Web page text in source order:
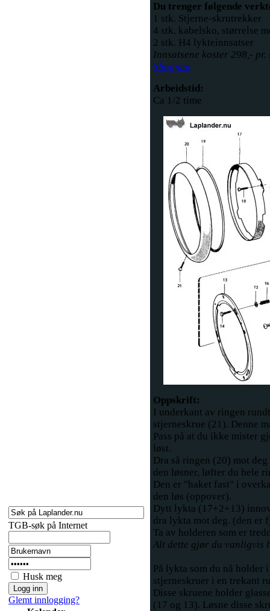
TGB-søk på Internet
Husk meg
Glemt innlogging?
Du trenger følgende
1 stk. Stjerne-skrutrekker
4 stk. kabelsko, størrelse
2 stk. H4 lykteinnsatser
Innsatsene koster 298,-
Shoppen
Arbeidstid:
Ca 1/2 time
Oppskrift:
I underkant av ringen
stjerneskrue (21). Denne
Pass på at du ikke mister
løst.
Dra så ringen (20) mot
den løsner, løfter du hele
Den er "haket fast" i
den løs (oppover).
Dytt lykta (17+2+13)
dra lykta mot deg. (den er
Ta av holderen som er
Alt dette gjør du vanligvis
På lykta som du nå holder
stjerneskruer i en trekant
Disse skruene holder
(17 og 13). Løsne disse